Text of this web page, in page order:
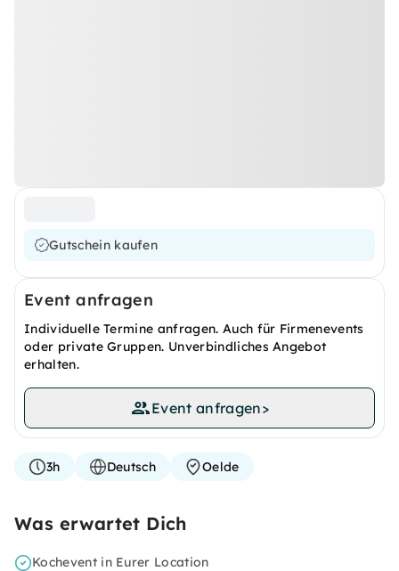
Gutschein kaufen
Event anfragen
Individuelle Termine anfragen. Auch für Firmenevents
oder private Gruppen. Unverbindliches Angebot
erhalten.
Event anfragen>
3h Deutsch Oelde
Was erwartet Dich
Kochevent in Eurer Location